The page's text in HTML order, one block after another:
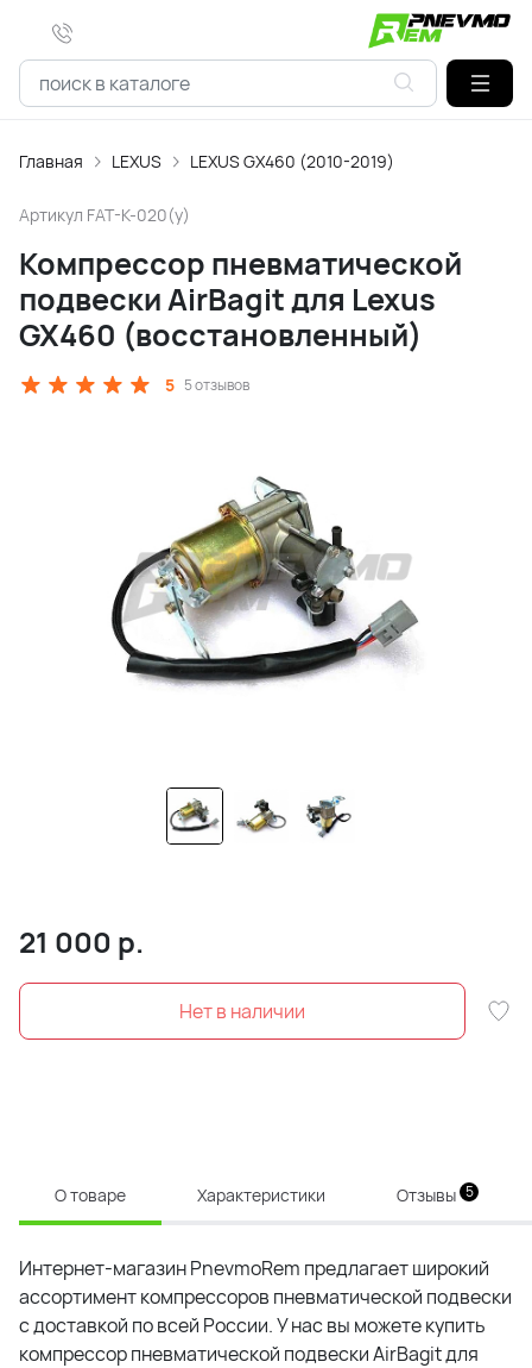
Главная LEXUS LEXUS GX460 (2010-2019)
Артикул FAT-K-020(y)
Компрессор пневматической
подвески AirBagit для Lexus
GX460 (восстановленный)
5 5 отзывов
21 000 р.
О товаре Характеристики Отзывы 5
Интернет-магазин PnevmoRem предлагает широкий
ассортимент компрессоров пневматической подвески
с доставкой по всей России. У нас вы можете купить
компрессор пневматической подвески AirBagit для